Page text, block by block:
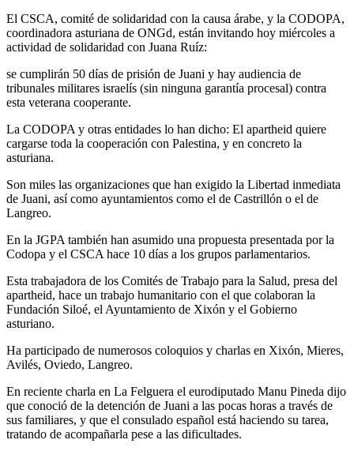
El CSCA, comité de solidaridad con la causa árabe, y la CODOPA,
coordinadora asturiana de ONGd, están invitando hoy miércoles a
actividad de solidaridad con Juana Ruíz:
se cumplirán 50 días de prisión de Juani y hay audiencia de
tribunales militares israelís (sin ninguna garantía procesal) contra
esta veterana cooperante.
La CODOPA y otras entidades lo han dicho: El apartheid quiere
cargarse toda la cooperación con Palestina, y en concreto la
asturiana.
Son miles las organizaciones que han exigido la Libertad inmediata
de Juani, así como ayuntamientos como el de Castrillón o el de
Langreo.
En la JGPA también han asumido una propuesta presentada por la
Codopa y el CSCA hace 10 días a los grupos parlamentarios.
Esta trabajadora de los Comités de Trabajo para la Salud, presa del
apartheid, hace un trabajo humanitario con el que colaboran la
Fundación Siloé, el Ayuntamiento de Xixón y el Gobierno
asturiano.
Ha participado de numerosos coloquios y charlas en Xixón, Mieres,
Avilés, Oviedo, Langreo.
En reciente charla en La Felguera el eurodiputado Manu Pineda dijo
que conoció de la detención de Juani a las pocas horas a través de
sus familiares, y que el consulado español está haciendo su tarea,
tratando de acompañarla pese a las dificultades.